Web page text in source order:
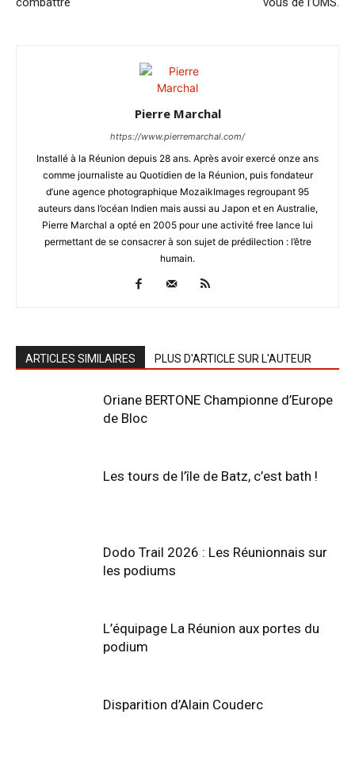
Pierre Marchal
https://www.pierremarchal.com/
Installé à la Réunion depuis 28 ans. Après avoir exercé onze ans
comme journaliste au Quotidien de la Réunion, puis fondateur
d’une agence photographique MozaikImages regroupant 95
auteurs dans l’océan Indien mais aussi au Japon et en Australie,
Pierre Marchal a opté en 2005 pour une activité free lance lui
permettant de se consacrer à son sujet de prédilection : l’être
humain.
ARTICLES SIMILAIRES PLUS D'ARTICLE SUR L'AUTEUR
Oriane BERTONE Championne d’Europe
de Bloc
Les tours de l’île de Batz, c’est bath !
Dodo Trail 2026 : Les Réunionnais sur
les podiums
L’équipage La Réunion aux portes du
podium
Disparition d’Alain Couderc